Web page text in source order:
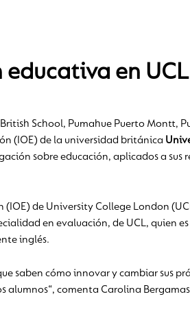
en UCL
School, Pumahue Puerto Montt,
(IOE) de la universidad británica
sobre educación, aplicados a sus
de University College London
en evaluación, de UCL, quien
inglés.
saben cómo innovar y cambiar sus
comenta Carolina